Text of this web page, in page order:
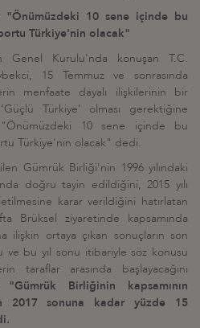
"Önümüzdeki 10 sene içinde bu
Türkiye'nin olacak"
Genel Kurulu'nda konuşan T.C.
15 Temmuz ve sonrasında
menfaate dayalı ilişkilerinin bir
Türkiye' olması gerektiğine
10 sene içinde bu
Türkiye'nin olacak" dedi.
Gümrük Birliği'nin 1996 yılındaki
doğru tayin edildiğini, 2015 yılı
karar verildiğini hatırlatan
Brüksel ziyaretinde kapsamında
ilişkin ortaya çıkan sonuçların son
bu yıl sonu itibariyle söz konusu
taraflar arasında başlayacağını
Birliğinin kapsamının
2017 sonuna kadar yüzde 15